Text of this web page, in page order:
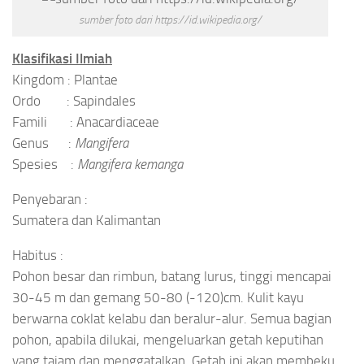
sumber foto dari https://id.wikipedia.org/
Klasifikasi Ilmiah
Kingdom : Plantae
Ordo : Sapindales
Famili : Anacardiaceae
Genus : Mangifera
Spesies : Mangifera kemanga
Penyebaran :
Sumatera dan Kalimantan
Habitus :
Pohon besar dan rimbun, batang lurus, tinggi mencapai
30-45 m dan gemang 50-80 (-120)cm. Kulit kayu
berwarna coklat kelabu dan beralur-alur. Semua bagian
pohon, apabila dilukai, mengeluarkan getah keputihan
yang tajam dan menggatalkan. Getah ini akan membeku